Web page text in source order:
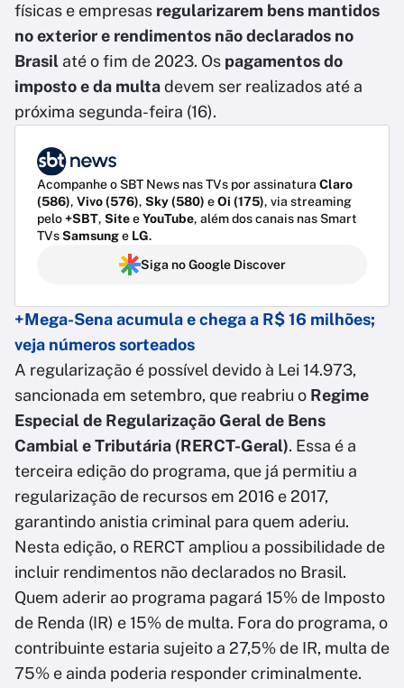
físicas e empresas regularizarem bens mantidos
no exterior e rendimentos não declarados no
Brasil até o fim de 2023. Os pagamentos do
imposto e da multadevem ser realizados até a
próxima segunda-feira (16).
Acompanhe o SBT News nas TVs por assinatura Claro
(586), Vivo (576), Sky (580) eOi (175), via streaming
pelo+SBT, SiteeYouTube, além dos canais nas Smart
TVsSamsunge LG.
Siga no Google Discover
+Mega-Sena acumula e chega a R$ 16 milhões;
veja números sorteados
A regularização é possível devido à Lei 14.973,
sancionada em setembro, que reabriu o Regime
Especial de Regularização Geral de Bens
Cambial e Tributária (RERCT-Geral). Essa é a
terceira edição do programa, que já permitiu a
regularização de recursos em 2016 e 2017,
garantindo anistia criminal para quem aderiu.
Nesta edição, o RERCT ampliou a possibilidade de
incluir rendimentos não declarados no Brasil.
Quem aderir ao programa pagará 15% de Imposto
de Renda (IR) e 15% de multa. Fora do programa, o
contribuinte estaria sujeito a 27,5% de IR, multa de
75% e ainda poderia responder criminalmente.